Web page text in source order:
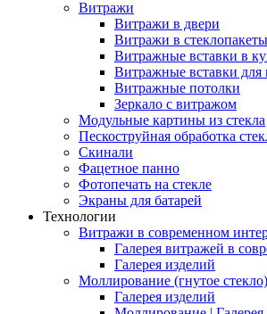
Витражи
Витражи в двери
Витражи в стеклопакеты
Витражные вставки в
Витражные вставки для
Витражные потолки
Зеркало с витражом
Модульные картины из стекла
Пескоструйная обработка
Скинали
Фацетное панно
Фотопечать на стекле
Экраны для батарей
Технологии
Витражи в современном
Галерея витражей в
Галерея изделий
Моллирование (гнутое стекло)
Галерея изделий